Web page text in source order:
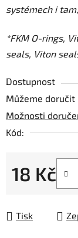
systémech i
*FKM O-rings,
seals, Viton
Dostupnost
Můžeme doručit
Možnosti
Kód:
18 Kč
Měrná cena:
Tisk